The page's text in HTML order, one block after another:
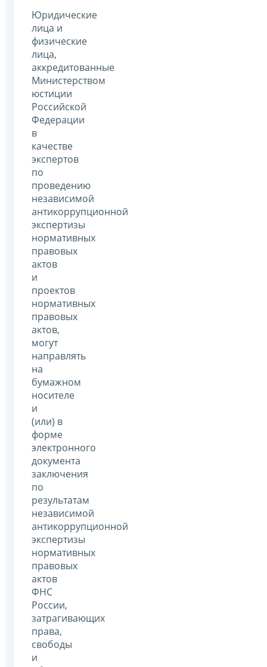
Юридические
лица и
физические
лица,
аккредитованные
Министерством
юстиции
Российской
Федерации
в
качестве
экспертов
по
проведению
независимой
антикоррупционной
экспертизы
нормативных
правовых
актов
и
проектов
нормативных
правовых
актов,
могут
направлять
на
бумажном
носителе
и
(или) в
форме
электронного
документа
заключения
по
результатам
независимой
антикоррупционной
экспертизы
нормативных
правовых
актов
ФНС
России,
затрагивающих
права,
свободы
и